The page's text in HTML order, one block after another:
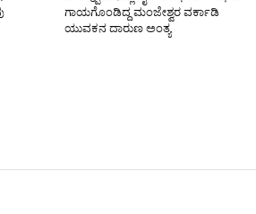
ಗಾಯಗೊಂಡಿದ್ದ ಮಂಜೇಶ್ವರ ವರ್ಕಾಡಿ
ಯುವಕನ ದಾರುಣ ಅಂತ್ಯ